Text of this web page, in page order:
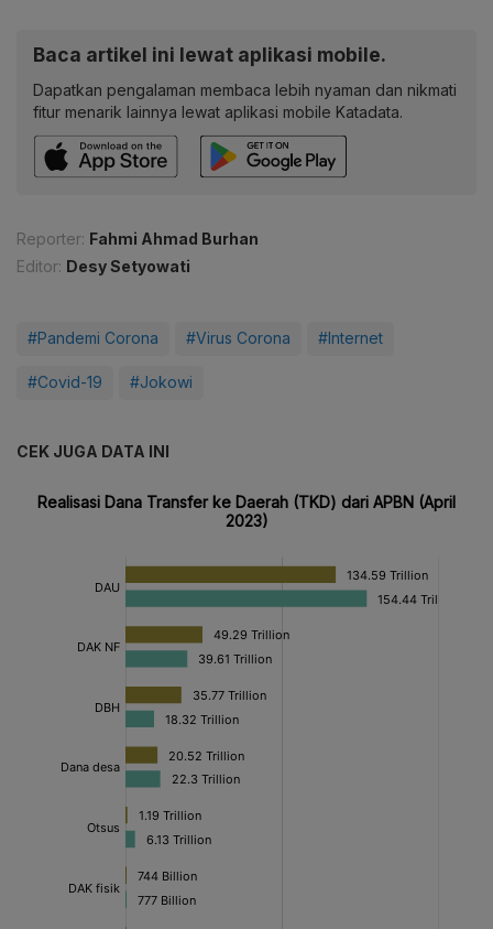
Baca artikel ini lewat aplikasi mobile.
Dapatkan pengalaman membaca lebih nyaman dan nikmati
fitur menarik lainnya lewat aplikasi mobile Katadata.
Reporter: Fahmi Ahmad Burhan
Editor: Desy Setyowati
#Pandemi Corona #Virus Corona #Internet
#Covid-19 #Jokowi
CEK JUGA DATA INI